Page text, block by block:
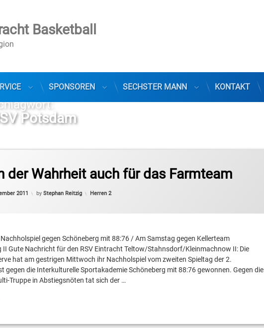
Basketball
SPONSOREN SECHSTER MANN KONTAKT
Potsdam
der Wahrheit auch für das Farmteam
2011 by Stephan Reitzig Categories:
Herren 2
gegen Schöneberg mit 88:76 / Am Samstag gegen Kellerteam
Gute Nachricht für den RSV Eintracht Teltow/Stahnsdorf/Kleinmachnow II: Die
hat am gestrigen Mittwoch ihr Nachholspiel vom zweiten Spieltag der 2.
gegen die Interkulturelle Sportakademie Schöneberg mit 88:76 gewonnen. Gegen die
Truppe in Abstiegsnöten tat sich der …
Schöneberg